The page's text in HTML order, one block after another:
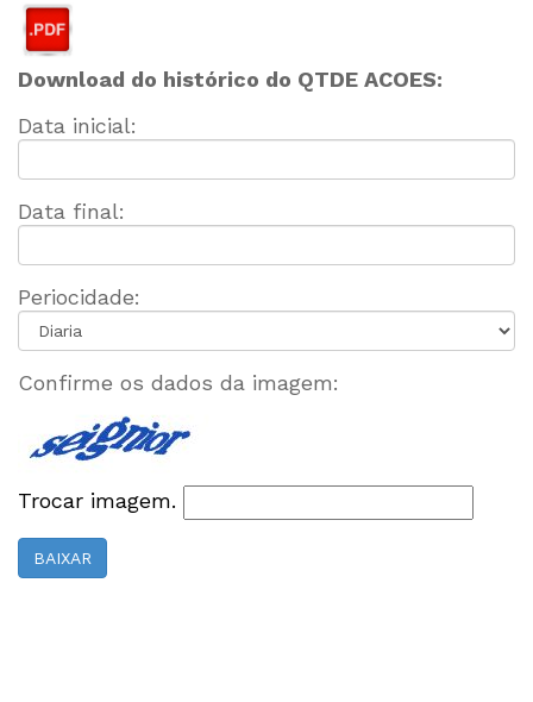
Download do histórico do QTDE ACOES:
Data inicial:
Data final:
Periocidade:
Confirme os dados da imagem:
Trocar imagem.